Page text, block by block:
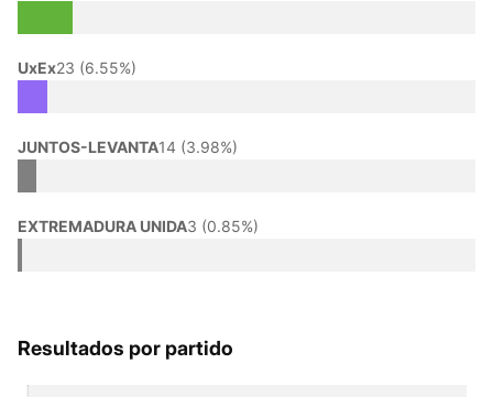
UxEx23 (6.55%)
JUNTOS-LEVANTA14 (3.98%)
EXTREMADURA UNIDA3 (0.85%)
Resultados por partido